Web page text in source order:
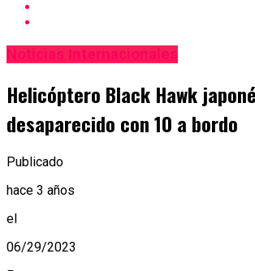
Noticias Internacionales
Helicóptero Black Hawk
desaparecido con 10 a bordo
Publicado
hace 3 años
el
06/29/2023